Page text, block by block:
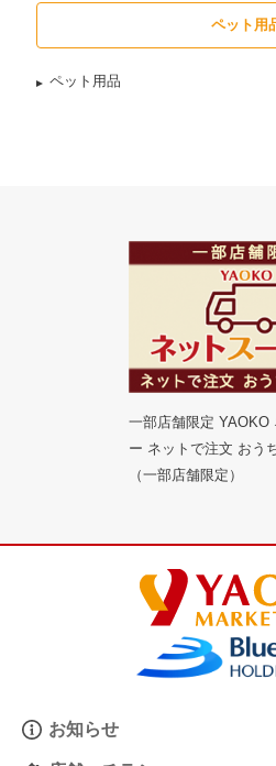
ペット用
ペット用品
一部店舗限定 YAOKO
ー ネットで注文 おう
（一部店舗限定）
お知らせ